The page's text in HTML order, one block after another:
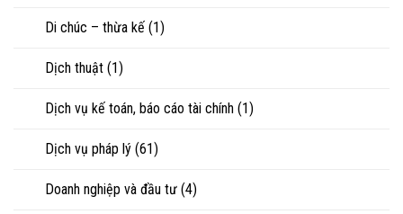
chấp
Di chúc – thừa kế (1)
Dịch thuật (1)
Dịch vụ kế toán, báo cáo tài chính (1)
Dịch vụ pháp lý (61)
Doanh nghiệp và đầu tư (4)